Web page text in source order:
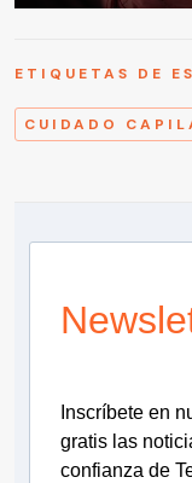
ETIQUETAS DE
CUIDADO
Inscríbete en
gratis las
confianza de